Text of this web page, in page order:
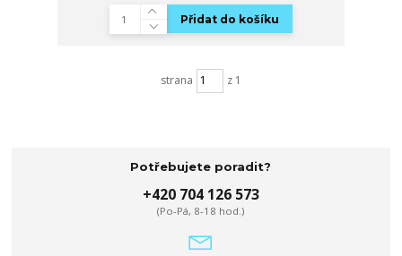
Přidat do košíku
strana z 1
Potřebujete poradit?
+420 704 126 573
(Po-Pá, 8-18 hod.)